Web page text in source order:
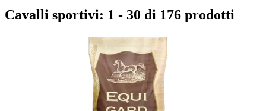
Cavalli sportivi: 1 - 30 di 176 prodotti